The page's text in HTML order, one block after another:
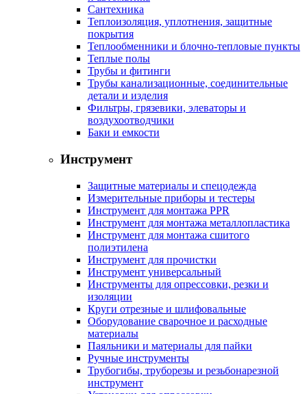
Сантехника
Теплоизоляция, уплотнения, защитные
покрытия
Теплообменники и блочно-тепловые пункты
Теплые полы
Трубы и фитинги
Трубы канализационные, соединительные
детали и изделия
Фильтры, грязевики, элеваторы и
воздухоотводчики
Баки и емкости
Инструмент
Защитные материалы и спецодежда
Измерительные приборы и тестеры
Инструмент для монтажа PPR
Инструмент для монтажа металлопластика
Инструмент для монтажа сшитого
полиэтилена
Инструмент для прочистки
Инструмент универсальный
Инструменты для опрессовки, резки и
изоляции
Круги отрезные и шлифовальные
Оборудование сварочное и расходные
материалы
Паяльники и материалы для пайки
Ручные инструменты
Трубогибы, труборезы и резьбонарезной
инструмент